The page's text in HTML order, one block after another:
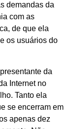
demandas da
com as
de que ela
os usuários do
da
Internet no
Tanto ela
se encerram em
apenas dez